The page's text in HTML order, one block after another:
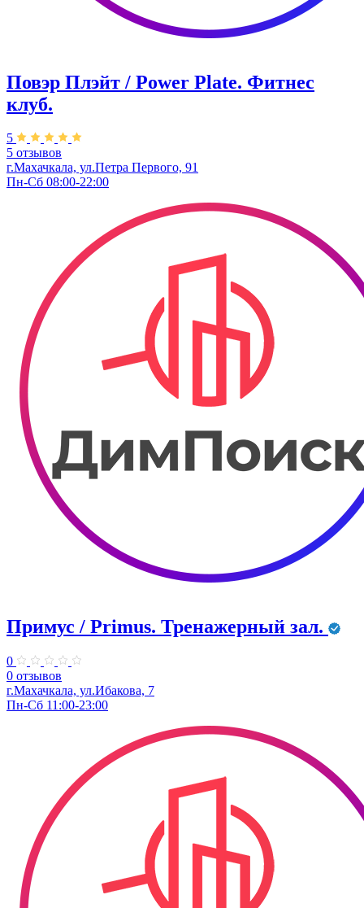
Повэр Плэйт / Power Plate. Фитнес
клуб.
5
5 отзывов
г.Махачкала, ул.​Петра Первого, 91
Пн-Сб 08:00-22:00
Примус / Primus. Тренажерный зал.
0
0 отзывов
г.Махачкала, ул.​Ибакова, 7
Пн-Сб 11:00-23:00